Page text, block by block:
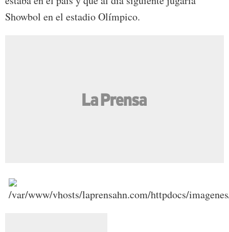
Showbol en el estadio Olímpico.